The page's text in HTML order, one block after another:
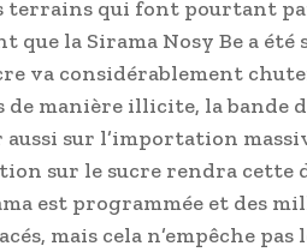
terrains qui font pourtant
que la Sirama Nosy Be a été
va considérablement
manière illicite, la bande
sur l’importation
sur le sucre rendra cette
est programmée et des
mais cela n’empêche pas